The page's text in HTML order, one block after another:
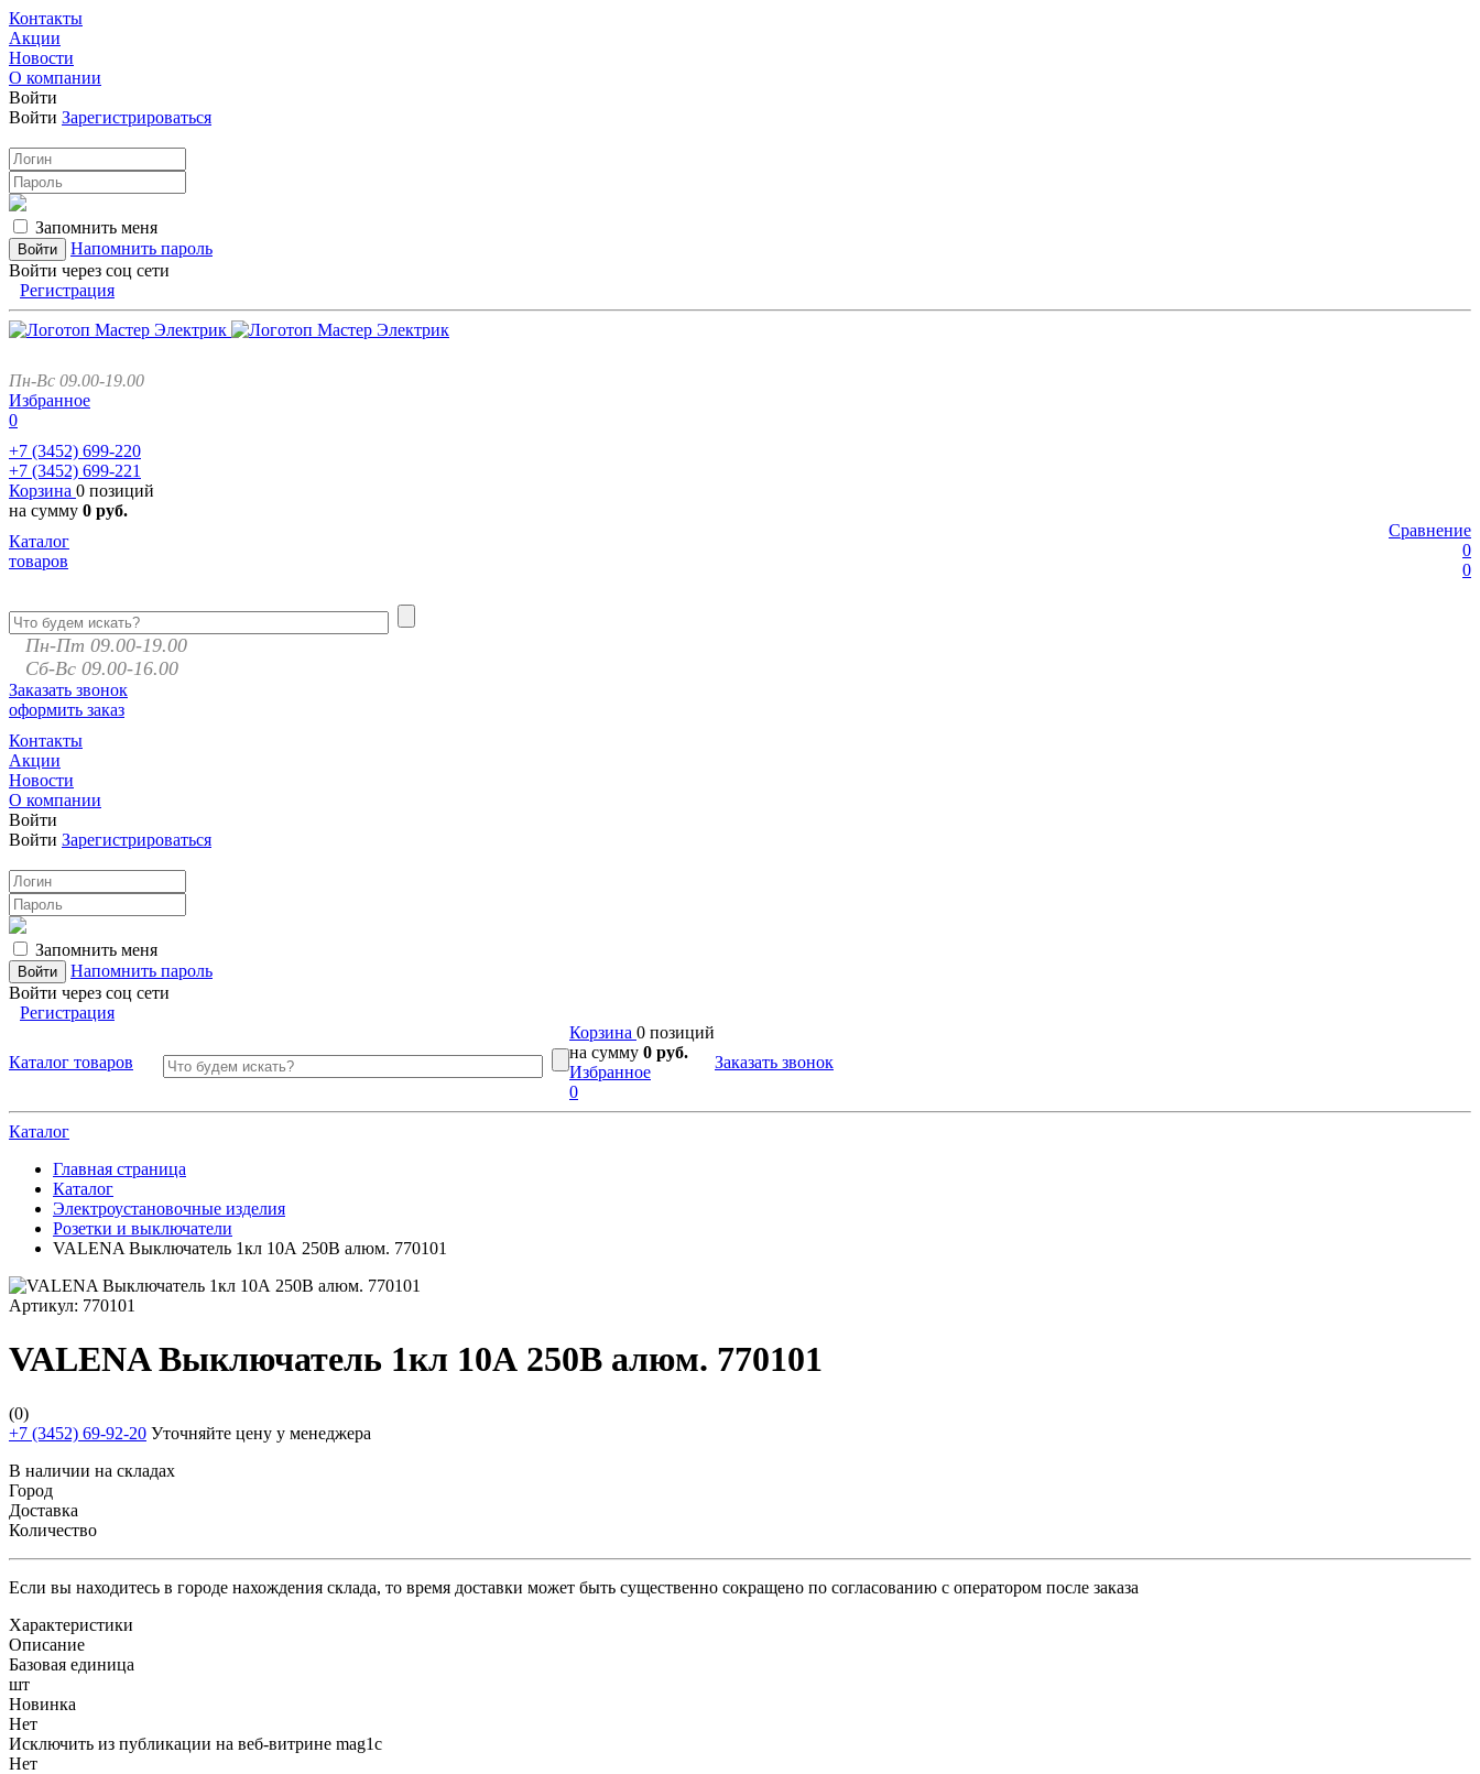
Контакты
Акции
Новости
О компании
Войти
Войти Зарегистрироваться
Запомнить меня
Напомнить пароль
Войти через соц сети
Регистрация
Пн-Вс 09.00-19.00
Избранное
0
+7 (3452) 699-220
+7 (3452) 699-221
Корзина 0 позиций
на сумму 0 руб.
Сравнение
0
0
Каталог
товаров
Пн-Пт 09.00-19.00
Сб-Вс 09.00-16.00
Заказать звонок
оформить заказ
Контакты
Акции
Новости
О компании
Войти
Войти Зарегистрироваться
Запомнить меня
Напомнить пароль
Войти через соц сети
Регистрация
Каталог товаров
Корзина 0 позиций
на сумму 0 руб.
Избранное
0
Заказать звонок
Каталог
Главная страница
Каталог
Электроустановочные изделия
Розетки и выключатели
VALENA Выключатель 1кл 10А 250В алюм. 770101
Артикул: 770101
VALENA Выключатель 1кл 10А 250В алюм. 770101
(0)
+7 (3452) 69-92-20 Уточняйте цену у менеджера
В наличии на складах
Город
Доставка
Количество
Если вы находитесь в городе нахождения склада, то время доставки может быть существенно сокращено по согласованию с оператором после заказа
Характеристики
Описание
Базовая единица
шт
Новинка
Нет
Исключить из публикации на веб-витрине mag1c
Нет